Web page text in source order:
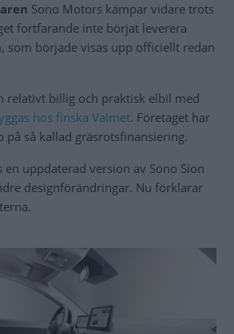
Sono Motors kämpar vidare trots
fortfarande inte börjat leverera
, som började visas upp officiellt redan
relativt billig och praktisk elbil med
hos finska Valmet. Företaget har
på så kallad gräsrotsfinansiering.
en uppdaterad version av Sono Sion
designförändringar. Nu förklarar